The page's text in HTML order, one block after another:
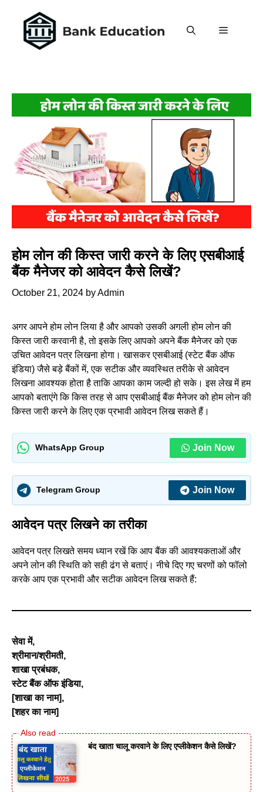
content
MENU
होम लोन की किस्त जारी करने के लिए एसबीआई
बैंक मैनेजर को आवेदन कैसे लिखें?
October 21, 2024 byAdmin
अगर आपने होम लोन लिया है और आपको उसकी अगली होम लोन की
किस्त जारी करवानी है, तो इसके लिए आपको अपने बैंक मैनेजर को एक
उचित आवेदन पत्र लिखना होगा। खासकर एसबीआई (स्टेट बैंक ऑफ
इंडिया) जैसे बड़े बैंकों में, एक सटीक और व्यवस्थित तरीके से आवेदन
लिखना आवश्यक होता है ताकि आपका काम जल्दी हो सके। इस लेख में हम
आपको बताएंगे कि किस तरह से आप एसबीआई बैंक मैनेजर को होम लोन की
किस्त जारी करने के लिए एक प्रभावी आवेदन लिख सकते हैं।
WhatsApp Group Join Now
Telegram Group Join Now
आवेदन पत्र लिखने का तरीका
आवेदन पत्र लिखते समय ध्यान रखें कि आप बैंक की आवश्यकताओं और
अपने लोन की स्थिति को सही ढंग से बताएं। नीचे दिए गए चरणों को फॉलो
करके आप एक प्रभावी और सटीक आवेदन लिख सकते हैं:
सेवा में,
श्रीमान/श्रीमती,
शाखा प्रबंधक,
स्टेट बैंक ऑफ इंडिया,
[शाखा का नाम],
[शहर का नाम]
बंद खाता चालू करवाने के लिए एप्लीकेशन कैसे लिखें?